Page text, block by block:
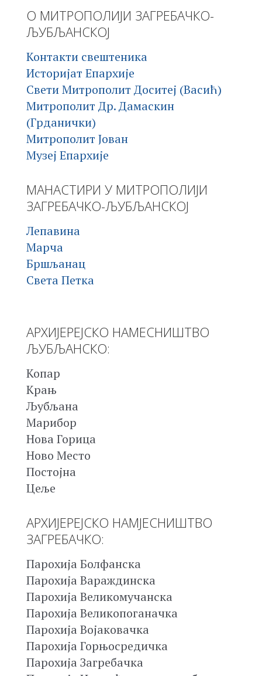
О МИТРОПОЛИЈИ ЗАГРЕБАЧКО-
ЉУБЉАНСКОЈ
Контакти свештеника
Историјат Епархије
Свети Митрополит Доситеј (Васић)
Митрополит Др. Дамаскин
(Грданички)
Митрополит Јован
Музеј Епархије
МАНАСТИРИ У МИТРОПОЛИЈИ
ЗАГРЕБАЧКО-ЉУБЉАНСКОЈ
Лепавина
Марча
Бршљанац
Света Петка
АРХИЈЕРЕЈСКО НАМЕСНИШТВО
ЉУБЉАНСКО:
Копар
Крањ
Љубљана
Марибор
Нова Горица
Ново Место
Постојна
Цеље
АРХИЈЕРЕЈСКО НАМЈЕСНИШТВО
ЗАГРЕБАЧКО:
Парохија Болфанска
Парохија Вараждинска
Парохија Великомучанска
Парохија Великопоганачка
Парохија Војаковачка
Парохија Горњосредичка
Парохија Загребачка